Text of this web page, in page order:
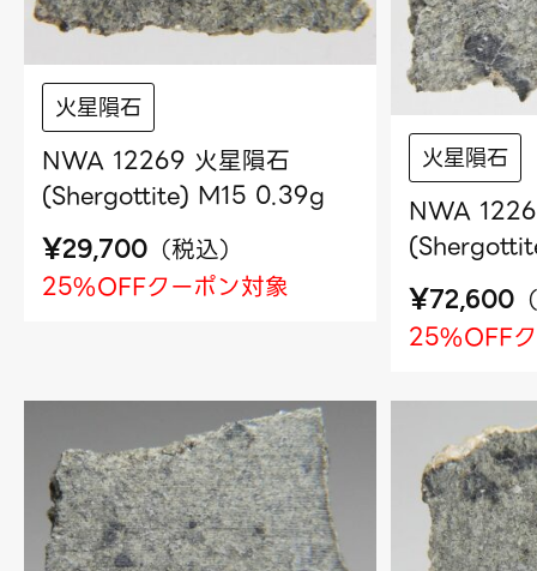
火星隕石
NWA 12269 火星隕石
(Shergottite) M15 0.39g
¥29,700 （税込）
25%OFFクーポン対象
火星隕石
NWA
¥72,600 （
25%OFF